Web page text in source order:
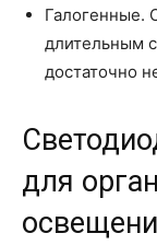
Галогенные.
длительным
достаточно
для